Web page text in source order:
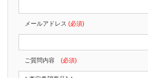
メールアドレス (必須)
ご質問内容 (必須)